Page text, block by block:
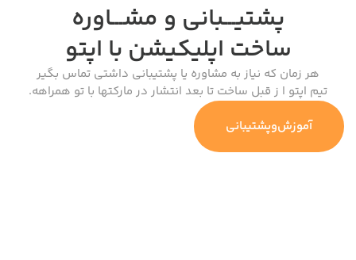
پشتیـــبانی و مشـــاوره
ساخت اپلیکیشن با اپتو
هر زمان که نیاز به مشاوره یا پشتیبانی داشتی تماس بگیر
تیم اپتو ا ز قبل ساخت تا بعد انتشار در مارکتها با تو همراهه.
آموزش‌وپشتیبانی